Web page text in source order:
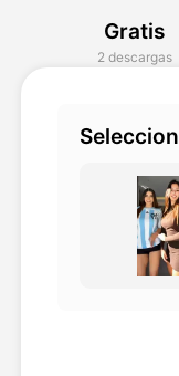
Foto AI
Gratis
2 descargas